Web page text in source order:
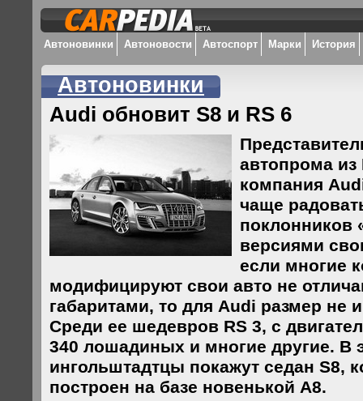
Автоновинки Автоновости Автоспорт Марки История
Автоновинки
Audi обновит S8 и RS 6
автопрома из
компания
чаще
поклонников
версиями
если многие
модифицируют свои авто не
габаритами, то для Audi размер не
Среди ее шедевров RS 3, с
340 лошадиных и многие другие. В
ингольштадтцы покажут седан S8,
построен на базе новенькой А8.